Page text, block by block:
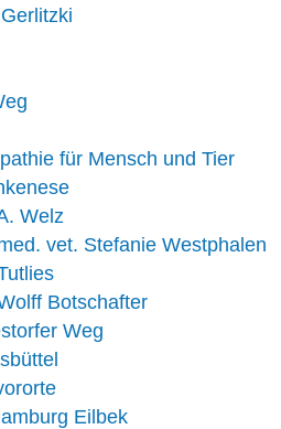
für Mensch und Tier
Welz
vet. Stefanie Westphalen
Botschafter
Weg
Eilbek